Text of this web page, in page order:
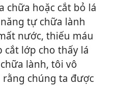
chữa hoặc cắt bỏ lá
tự chữa lành
nước, thiếu máu
cắt lớp cho thấy lá
lành, tôi vô
rằng chúng ta được